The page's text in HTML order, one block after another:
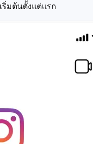
ริ่มต้นตั้งแต่แรก